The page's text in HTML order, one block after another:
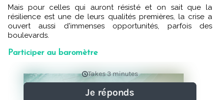
Mais pour celles qui auront résisté et on sait que la
résilience est une de leurs qualités premières, la crise a
ouvert aussi d'immenses opportunités, parfois des
boulevards.
Participer au baromètre